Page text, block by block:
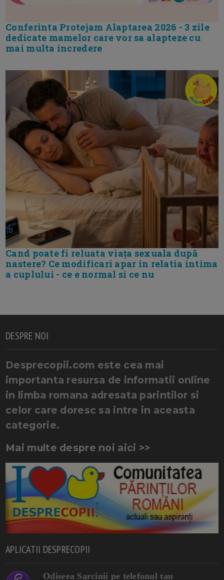
Conferinta Protejam Alaptarea 2026 - 3 zile
dedicate mamelor care vor sa alapteze cu
mai multa incredere
Cand poate fi reluata viața sexuala după
nastere? Ce modificari apar in relatia intima
a cuplului - ce e normal si ce nu
DESPRE NOI
Desprecopii.com este cea mai
importanta resursa de informatii online
in limba romana adresata parintilor si
celor care doresc sa intre in aceasta
categorie.
Mai multe despre noi aici >>
APLICATII DESPRECOPII
Odiseea Sarcinii pe telefonul tau